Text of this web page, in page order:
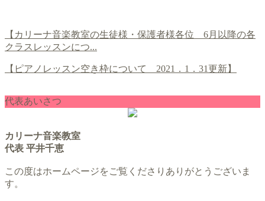
【カリーナ音楽教室の生徒様・保護者様各位 6月以降の各
クラスレッスンにつ...
【ピアノレッスン空き枠について 2021．1．31更新】
代表あいさつ
カリーナ音楽教室
代表 平井千恵
この度はホームページをご覧くださりありがとうございま
す。